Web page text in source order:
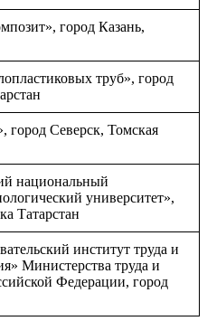
город Казань,
труб», город
Северск, Томская
национальный
университет»,
Татарстан
институт труда и
Министерства труда и
Федерации, город